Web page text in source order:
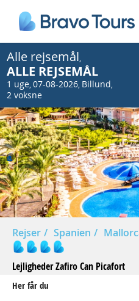
Alle rejsemål,
ALLE REJSEMÅL
1 uge,07-08-2026, Billund,
2 voksne
Prev
Rejser Spanien
Lejligheder Zafiro Can Picafort
Her får du